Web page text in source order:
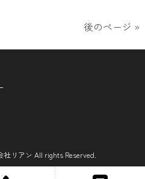
後のページ »
リアン All rights Reserved.